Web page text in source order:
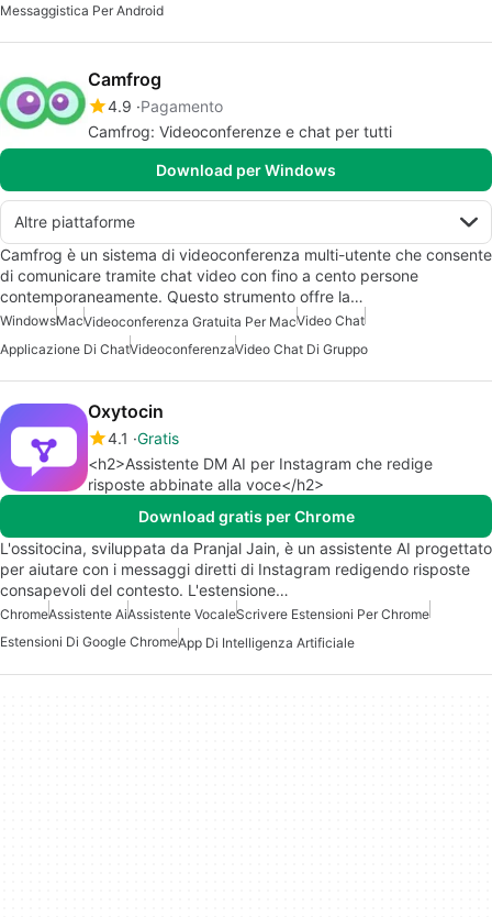
Messaggistica Per Android
Camfrog
4.9 Pagamento
Camfrog: Videoconferenze e chat per tutti
Download per Windows
Altre piattaforme
Camfrog è un sistema di videoconferenza multi-utente che consente
di comunicare tramite chat video con fino a cento persone
contemporaneamente. Questo strumento offre la…
WindowsMacVideoconferenza Gratuita Per MacVideo Chat
Applicazione Di ChatVideoconferenzaVideo Chat Di Gruppo
Oxytocin
4.1 Gratis
<h2>Assistente DM AI per Instagram che redige
risposte abbinate alla voce</h2>
Download gratis per Chrome
L'ossitocina, sviluppata da Pranjal Jain, è un assistente AI progettato
per aiutare con i messaggi diretti di Instagram redigendo risposte
consapevoli del contesto. L'estensione…
ChromeAssistente AiAssistente VocaleScrivere Estensioni Per Chrome
Estensioni Di Google ChromeApp Di Intelligenza Artificiale